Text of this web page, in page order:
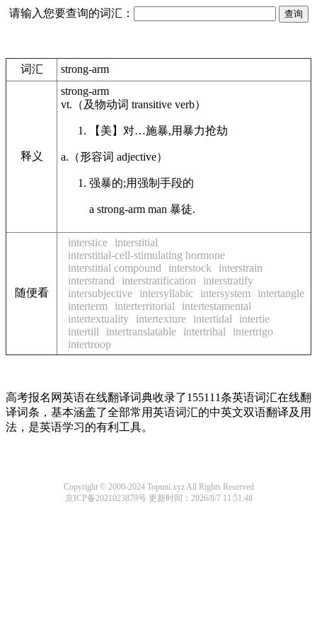
请输入您要查询的词汇：
词汇 strong-arm
释义
strong-arm
vt. （及物动词 transitive verb）
【美】 对…施暴,用暴力抢劫
a. （形容词 adjective）
强暴的;用强制手段的
a strong-arm man 暴徒.
随便看
interstice
interstitial
interstitial-cell-stimulating hormone
interstitial compound
interstock
interstrain
interstrand
interstratification
interstratify
intersubjective
intersyllabic intersystem
intertangle
interterm
interterritorial
intertestamental
intertextuality
intertexture intertidal
intertie
intertill
intertranslatable intertribal
intertrigo
intertroop
高考报名网英语在线翻译词典收录了155111条英语词汇在线翻
译词条，基本涵盖了全部常用英语词汇的中英文双语翻译及用
法，是英语学习的有利工具。
Copyright © 2000-2024 Topuni.xyz All Rights Reserved
京ICP备2021023879号更新时间：2026/8/7 11:51:48